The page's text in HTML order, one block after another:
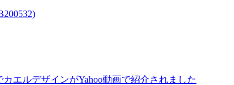
エルデザインがYahoo動画で紹介されました